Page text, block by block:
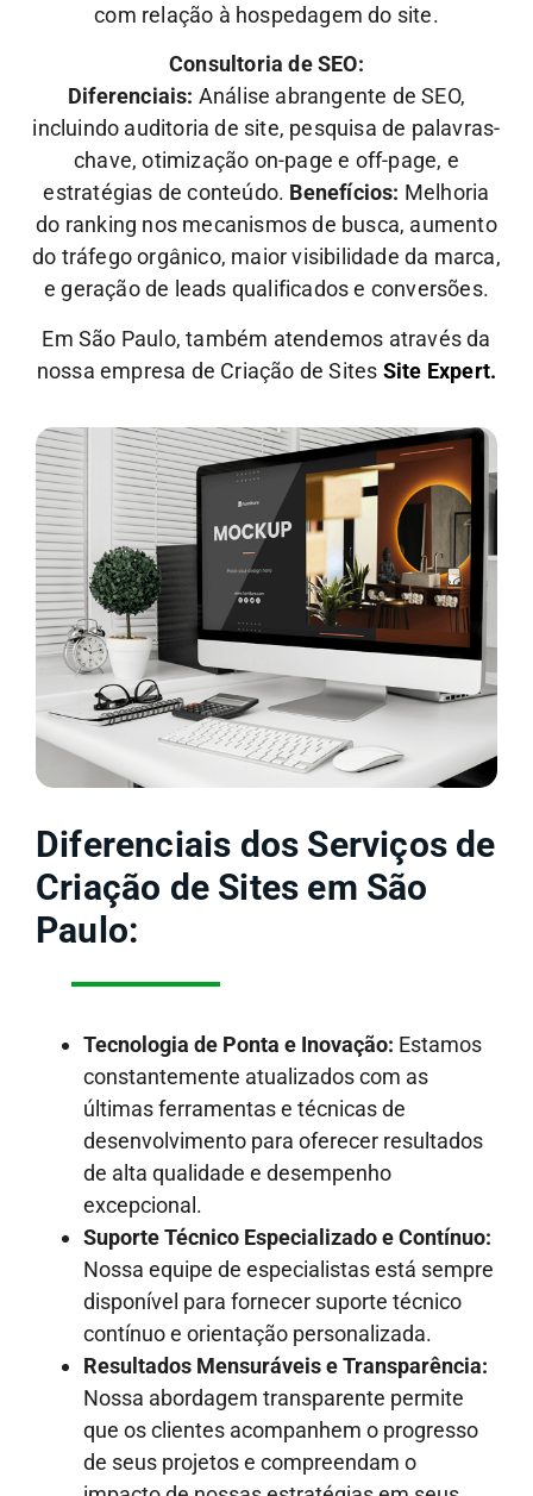
com relação à hospedagem do site.
Consultoria de SEO:
Diferenciais: Análise abrangente de SEO,
incluindo auditoria de site, pesquisa de palavras-
chave, otimização on-page e off-page, e
estratégias de conteúdo. Benefícios: Melhoria
do ranking nos mecanismos de busca, aumento
do tráfego orgânico, maior visibilidade da marca,
e geração de leads qualificados e conversões.
Em São Paulo, também atendemos através da
nossa empresa de Criação de Sites Site Expert.
Diferenciais dos Serviços de
Criação de Sites em São
Paulo:
Tecnologia de Ponta e Inovação: Estamos
constantemente atualizados com as
últimas ferramentas e técnicas de
desenvolvimento para oferecer resultados
de alta qualidade e desempenho
excepcional.
Suporte Técnico Especializado e Contínuo:
Nossa equipe de especialistas está sempre
disponível para fornecer suporte técnico
contínuo e orientação personalizada.
Resultados Mensuráveis e Transparência:
Nossa abordagem transparente permite
que os clientes acompanhem o progresso
de seus projetos e compreendam o